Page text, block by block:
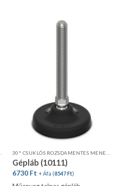
Gépláb (10111)
6730 Ft + Áfa (8547Ft)